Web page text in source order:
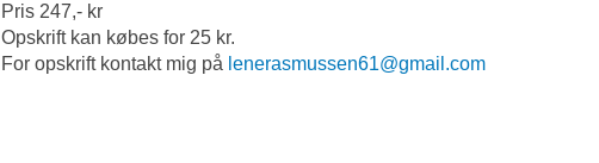
Pris 247,- kr
Opskrift kan købes for 25 kr.
For opskrift kontakt mig på lenerasmussen61@gmail.com